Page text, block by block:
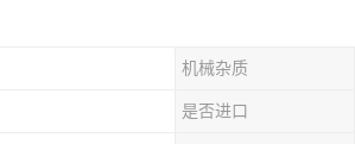
机械杂质
是否进口